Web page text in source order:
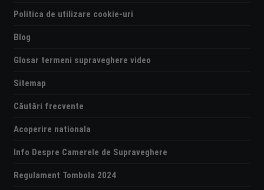
Politica de utilizare cookie-uri
Blog
Glosar termeni supraveghere video
Sitemap
Căutări frecvente
Acoperire nationala
Info Despre Camerele de Supraveghere
Regulament Tombola 2024